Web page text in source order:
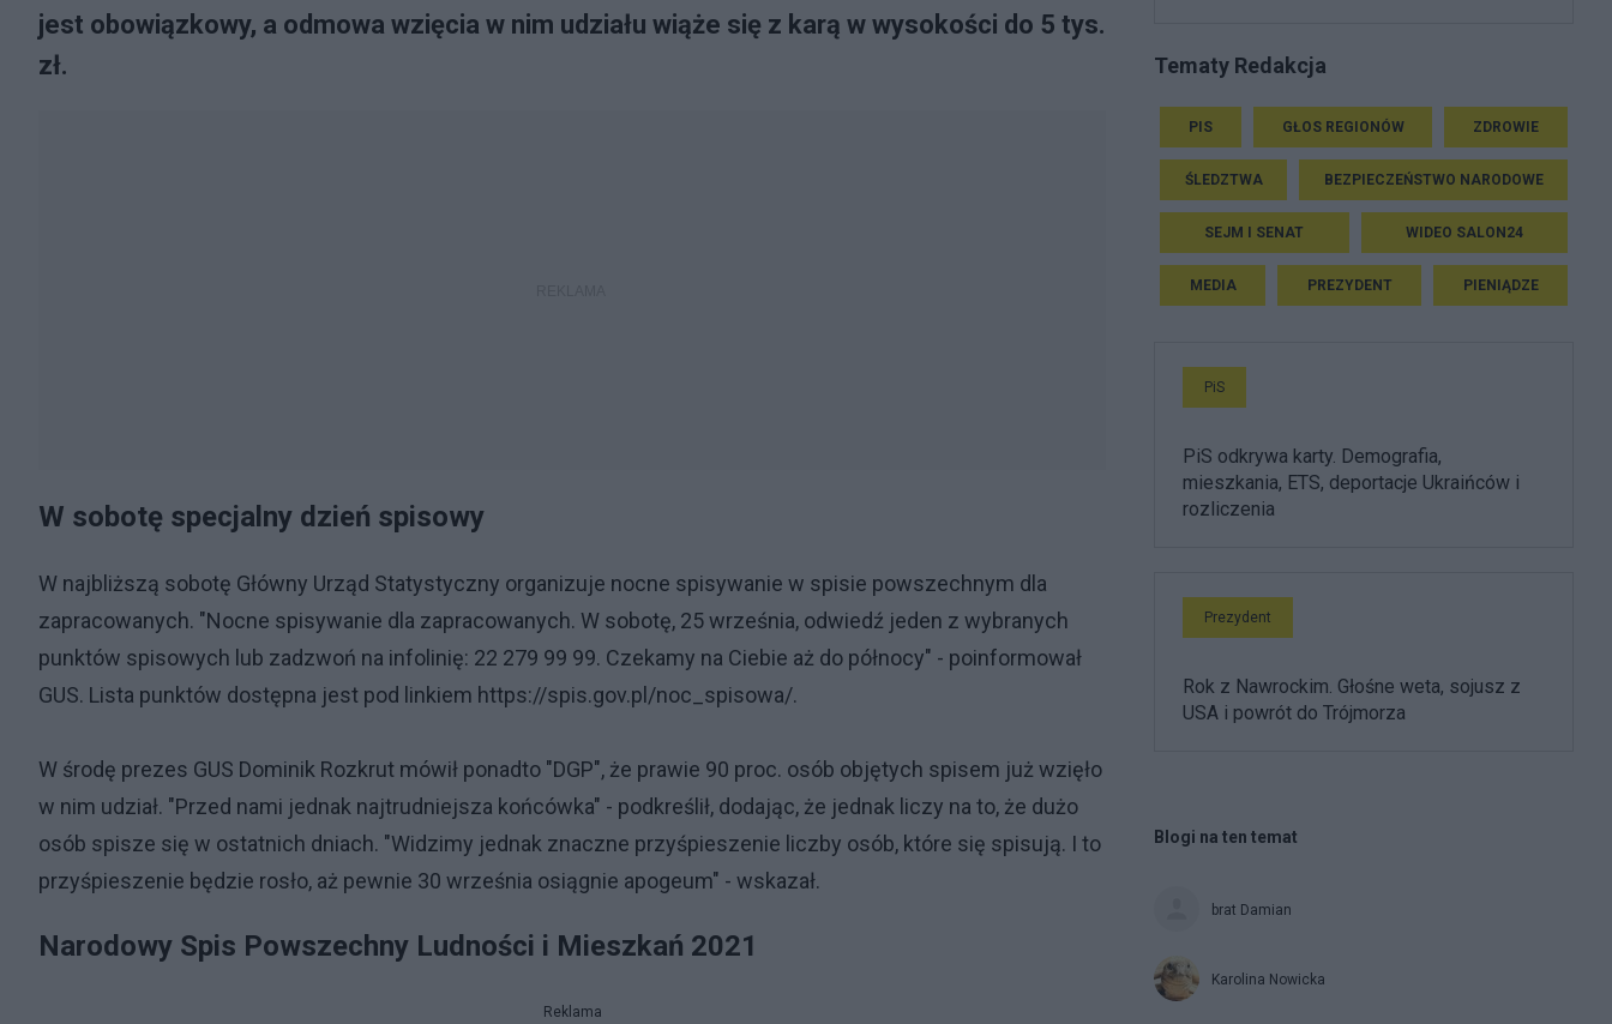
jest obowiązkowy, a odmowa wzięcia w nim udziału wiąże się z karą w wysokości do 5 tys.
zł.
W sobotę specjalny dzień spisowy
W najbliższą sobotę Główny Urząd Statystyczny organizuje nocne spisywanie w spisie powszechnym dla
zapracowanych. "Nocne spisywanie dla zapracowanych. W sobotę, 25 września, odwiedź jeden z wybranych
punktów spisowych lub zadzwoń na infolinię: 22 279 99 99. Czekamy na Ciebie aż do północy" - poinformował
GUS. Lista punktów dostępna jest pod linkiem https://spis.gov.pl/noc_spisowa/.
W środę prezes GUS Dominik Rozkrut mówił ponadto "DGP", że prawie 90 proc. osób objętych spisem już wzięło
w nim udział. "Przed nami jednak najtrudniejsza końcówka" - podkreślił, dodając, że jednak liczy na to, że dużo
osób spisze się w ostatnich dniach. "Widzimy jednak znaczne przyśpieszenie liczby osób, które się spisują. I to
przyśpieszenie będzie rosło, aż pewnie 30 września osiągnie apogeum" - wskazał.
Narodowy Spis Powszechny Ludności i Mieszkań 2021
Reklama
Tematy Redakcja
PIS GŁOS REGIONÓW ZDROWIE
ŚLEDZTWA BEZPIECZEŃSTWO NARODOWE
SEJM I SENAT WIDEO SALON24
MEDIA PREZYDENT PIENIĄDZE
PiS
PiS odkrywa karty. Demografia,
mieszkania, ETS, deportacje Ukraińców i
rozliczenia
Prezydent
Rok z Nawrockim. Głośne weta, sojusz z
USA i powrót do Trójmorza
Blogi na ten temat
brat Damian
Karolina Nowicka